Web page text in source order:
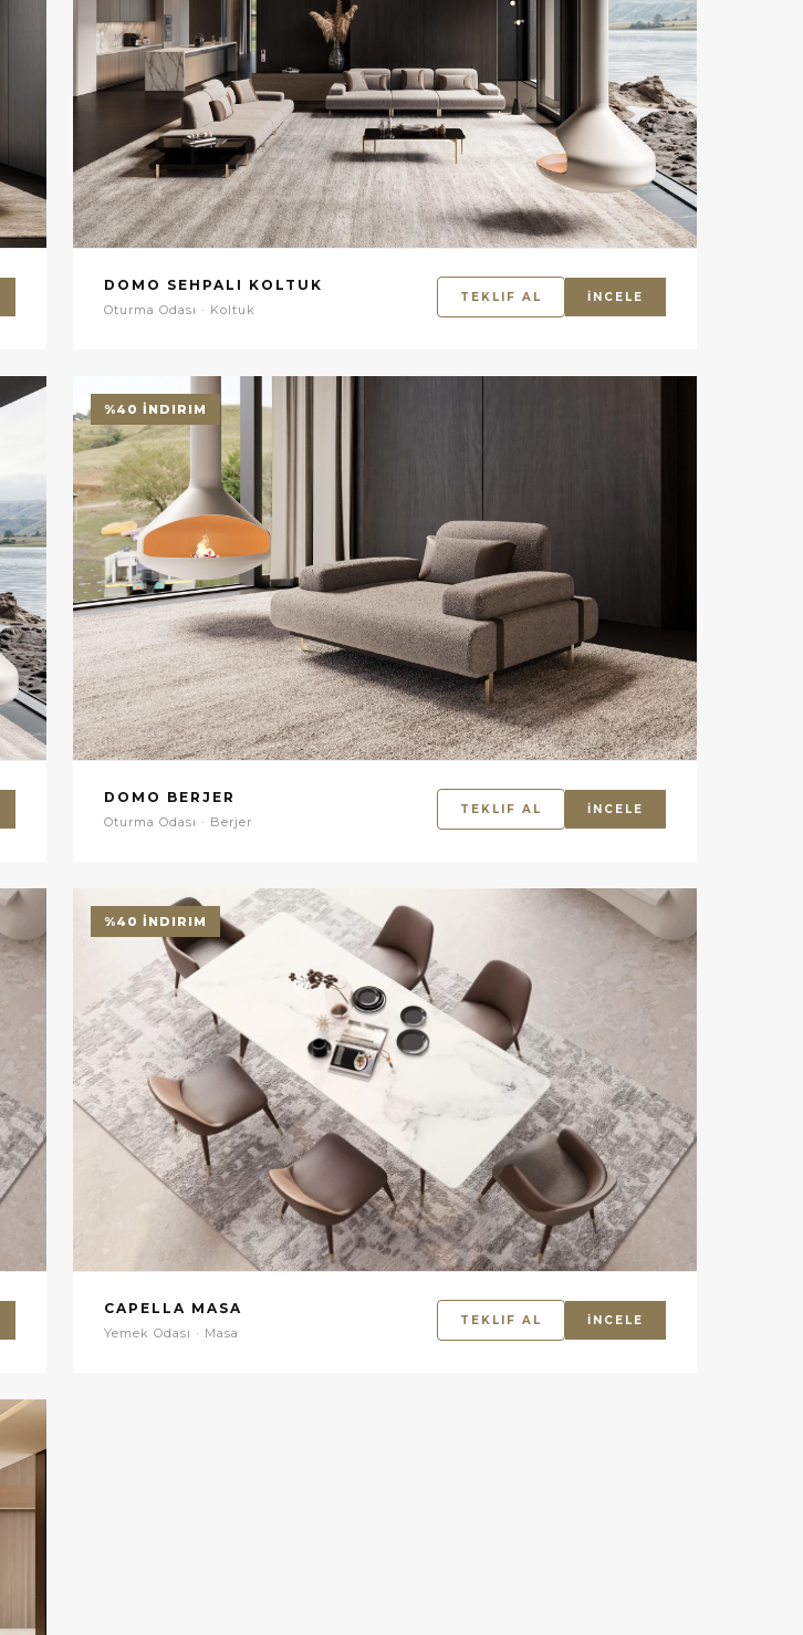
DOMO SEHPALI KOLTUK
Oturma Odası · Koltuk
TEKLIF AL İNCELE
%40 İNDIRIM
DOMO BERJER
Oturma Odası · Berjer
TEKLIF AL İNCELE
%40 İNDIRIM
CAPELLA MASA
Yemek Odası · Masa
TEKLIF AL İNCELE